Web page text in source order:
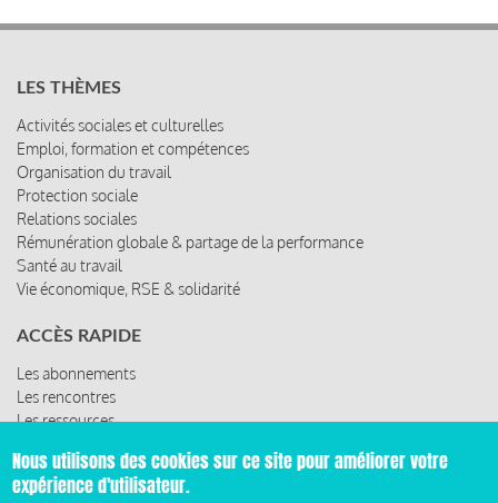
LES THÈMES
Emploi, formation et compétences
Protection sociale
Relations sociales
Rémunération globale & partage de la performance
Santé au travail
Vie économique, RSE & solidarité
ACCÈS RAPIDE
Les rencontres
Nous utilisons des cookies sur ce site pour améliorer votre
expérience d'utilisateur.